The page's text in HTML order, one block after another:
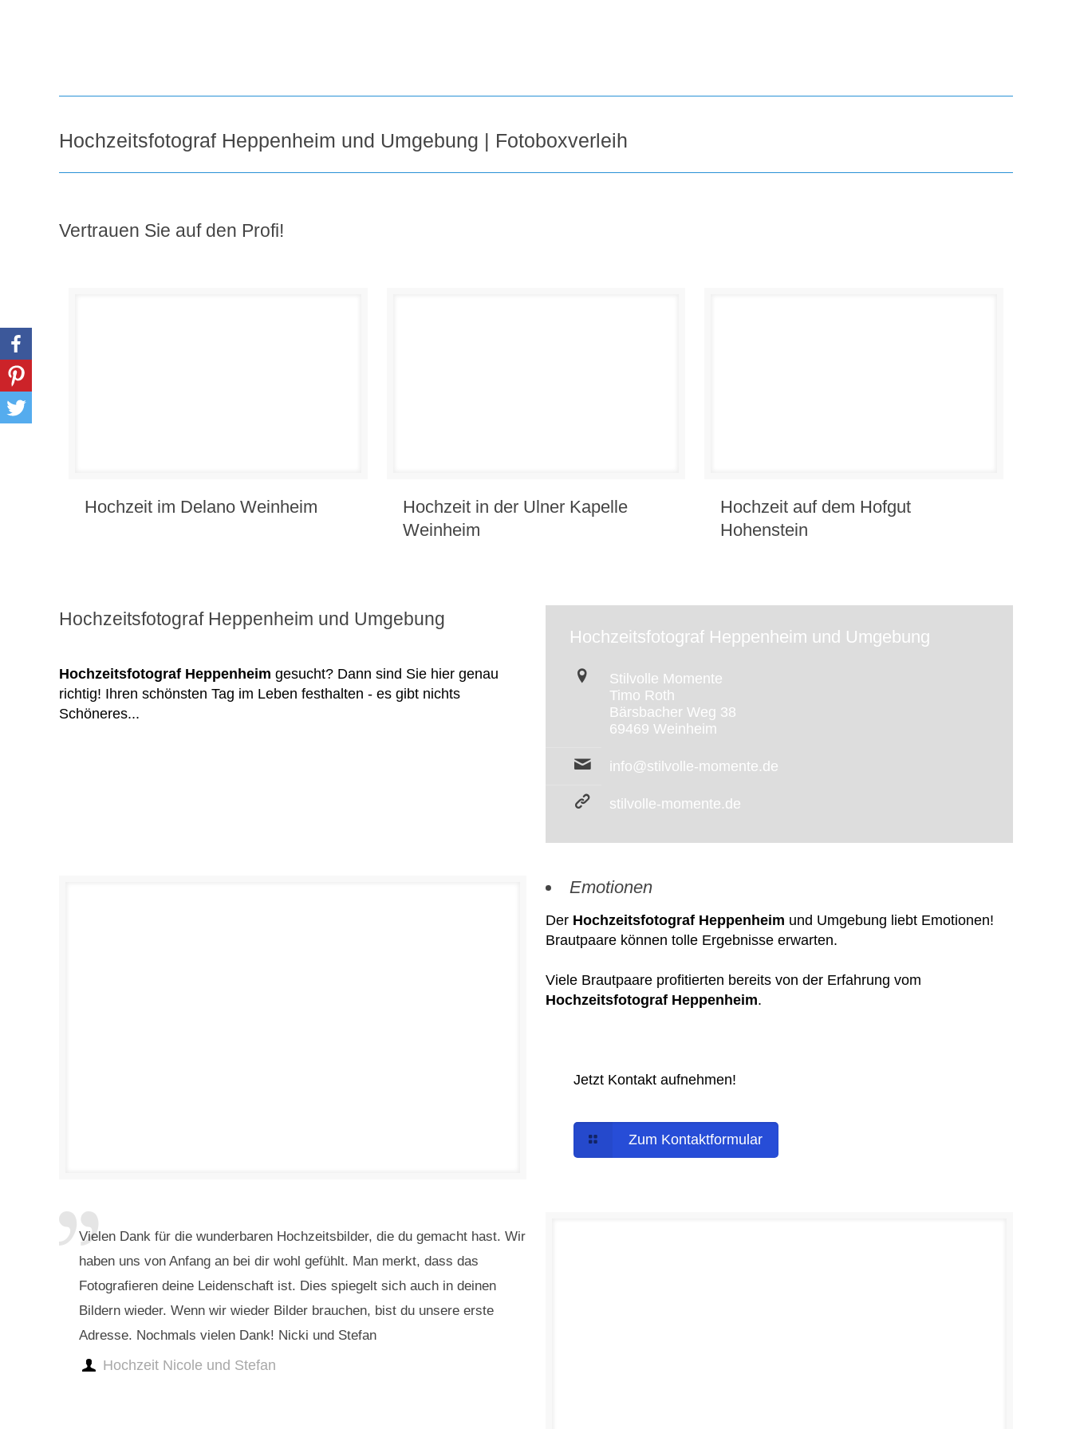
Hochzeitsfotograf Heppenheim und Umgebung | Fotoboxverleih
Vertrauen Sie auf den Profi!
Hochzeit im Delano Weinheim
Hochzeit in der Ulner Kapelle
Weinheim
Hochzeit auf dem Hofgut
Hohenstein
Hochzeitsfotograf Heppenheim und Umgebung
Hochzeitsfotograf Heppenheim gesucht? Dann sind Sie hier genau
richtig! Ihren schönsten Tag im Leben festhalten - es gibt nichts
Schöneres...
Hochzeitsfotograf Heppenheim und Umgebung
Stilvolle Momente
Timo Roth
Bärsbacher Weg 38
69469 Weinheim
info@stilvolle-momente.de
stilvolle-momente.de
Emotionen
Der Hochzeitsfotograf Heppenheim und Umgebung liebt Emotionen!
Brautpaare können tolle Ergebnisse erwarten.
Viele Brautpaare profitierten bereits von der Erfahrung vom
Hochzeitsfotograf Heppenheim.
Jetzt Kontakt aufnehmen!
Zum Kontaktformular
Vielen Dank für die wunderbaren Hochzeitsbilder, die du gemacht hast. Wir
haben uns von Anfang an bei dir wohl gefühlt. Man merkt, dass das
Fotografieren deine Leidenschaft ist. Dies spiegelt sich auch in deinen
Bildern wieder. Wenn wir wieder Bilder brauchen, bist du unsere erste
Adresse. Nochmals vielen Dank! Nicki und Stefan
Hochzeit Nicole und Stefan